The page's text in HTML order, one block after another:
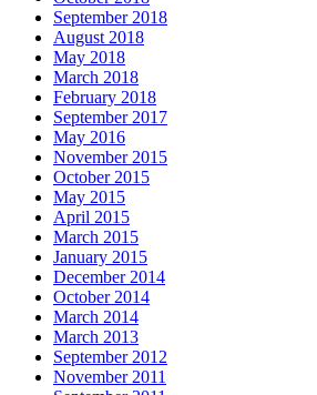
September 2018
August 2018
May 2018
March 2018
February 2018
September 2017
May 2016
November 2015
October 2015
May 2015
April 2015
March 2015
January 2015
December 2014
October 2014
March 2014
March 2013
September 2012
November 2011